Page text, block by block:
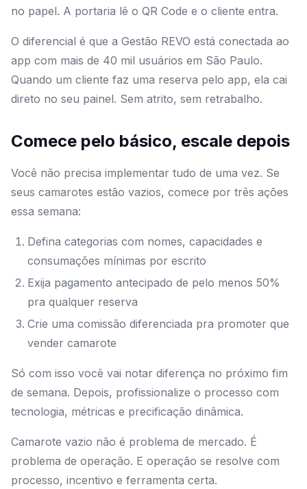
no papel. A portaria lê o QR Code e o cliente entra.
O diferencial é que a Gestão REVO está conectada ao
app com mais de 40 mil usuários em São Paulo.
Quando um cliente faz uma reserva pelo app, ela cai
direto no seu painel. Sem atrito, sem retrabalho.
Comece pelo básico, escale depois
Você não precisa implementar tudo de uma vez. Se
seus camarotes estão vazios, comece por três ações
essa semana:
Defina categorias com nomes, capacidades e
consumações mínimas por escrito
Exija pagamento antecipado de pelo menos 50%
pra qualquer reserva
Crie uma comissão diferenciada pra promoter que
vender camarote
Só com isso você vai notar diferença no próximo fim
de semana. Depois, profissionalize o processo com
tecnologia, métricas e precificação dinâmica.
Camarote vazio não é problema de mercado. É
problema de operação. E operação se resolve com
processo, incentivo e ferramenta certa.